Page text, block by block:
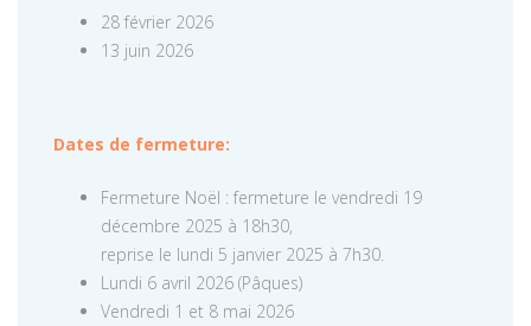
28 février 2026
13 juin 2026
Dates de fermeture:
Fermeture Noël : fermeture le vendredi 19
décembre 2025 à 18h30,
reprise le lundi 5 janvier 2025 à 7h30.
Lundi 6 avril 2026 (Pâques)
Vendredi 1 et 8 mai 2026